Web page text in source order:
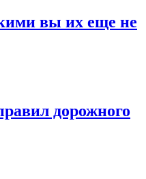
вы их еще не
дорожного